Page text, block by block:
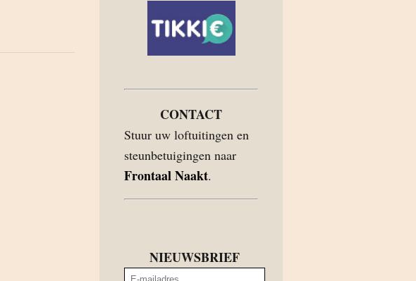
CONTACT
Stuur uw loftuitingen en
steunbetuigingen naar
Frontaal Naakt.
NIEUWSBRIEF